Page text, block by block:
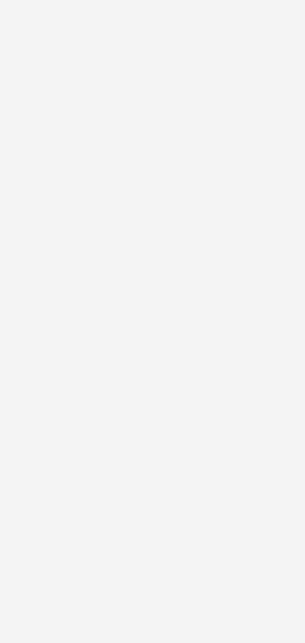
ist auch die Anbindung an
kleine
seine VRV-Familie in den
Durch die kompakten Außenmaße
oder kleine Gewerbebetriebe.
Geräten mit 400 V
neue Kompaktklasse
Eco sei besonders
Die Ausführung als
sowie die bewährte Snapinverter-